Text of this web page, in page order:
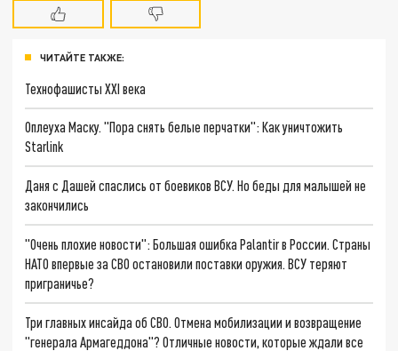
ЧИТАЙТЕ ТАКЖЕ:
Технофашисты XXI века
Оплеуха Маску. "Пора снять белые перчатки": Как уничтожить
Starlink
Даня с Дашей спаслись от боевиков ВСУ. Но беды для малышей не
закончились
"Очень плохие новости": Большая ошибка Palantir в России. Страны
НАТО впервые за СВО остановили поставки оружия. ВСУ теряют
приграничье?
Три главных инсайда об СВО. Отмена мобилизации и возвращение
"генерала Армагеддона"? Отличные новости, которые ждали все